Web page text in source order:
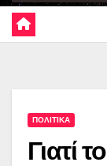
ΠΟΛΙΤΙΚΑ
Γιατί